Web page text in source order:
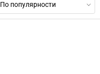
По популярности